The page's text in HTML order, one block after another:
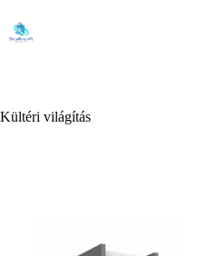
content
Kültéri világítás